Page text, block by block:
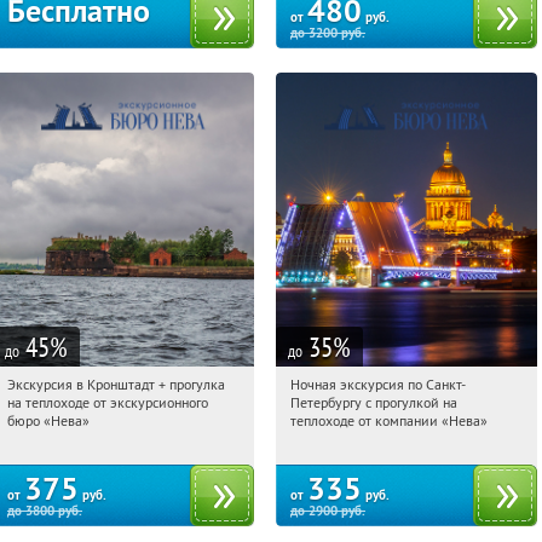
Бесплатно от 480 руб.
до3200руб.
до 45%
11:42:52
Купи первым!
Гостиный двор
Экскурсия в Кронштадт + прогулка
на теплоходе от экскурсионного
бюро «Нева»
от 375 руб.
до3800руб.
до 35%
11:42:52
Купи первым!
Гостиный двор
Ночная экскурсия по Санкт-
Петербургу с прогулкой на
теплоходе от компании «Нева»
от 335 руб.
до2900руб.